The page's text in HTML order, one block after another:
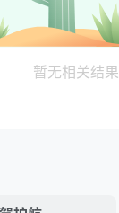
暂无相关结果